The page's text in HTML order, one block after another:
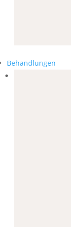
Behandlungen